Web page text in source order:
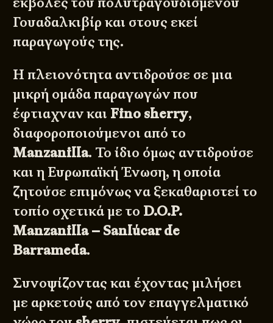
Γουαδαλκιβίρ και στους εκεί
παραγωγούς της.
Η πλειονότητα αντιδρούσε σε μια
μικρή ομάδα παραγωγών που
έφτιαχναν και Fino sherry,
διαφοροποιούμενοι από το
Manzanilla. Το ίδιο όμως αντιδρούσε
και η Ευρωπαϊκή Ένωση, η οποία
ζητούσε επιμόνως να ξεκαθαριστεί το
τοπίο σχετικά με το D.O.P.
Manzanilla – Sanlúcar de
Barrameda.
Συνοψίζοντας και έχοντας μιλήσει
με αρκετούς από τον επαγγελματικό